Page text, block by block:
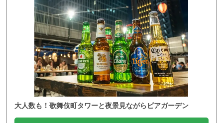
大人数も！歌舞伎町タワーと夜景見ながらビアガーデン